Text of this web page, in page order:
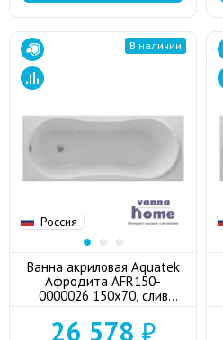
Россия
В наличии
Ванна акриловая Aquatek
Афродита AFR150-
0000026 150x70, слив
26 578 ₽